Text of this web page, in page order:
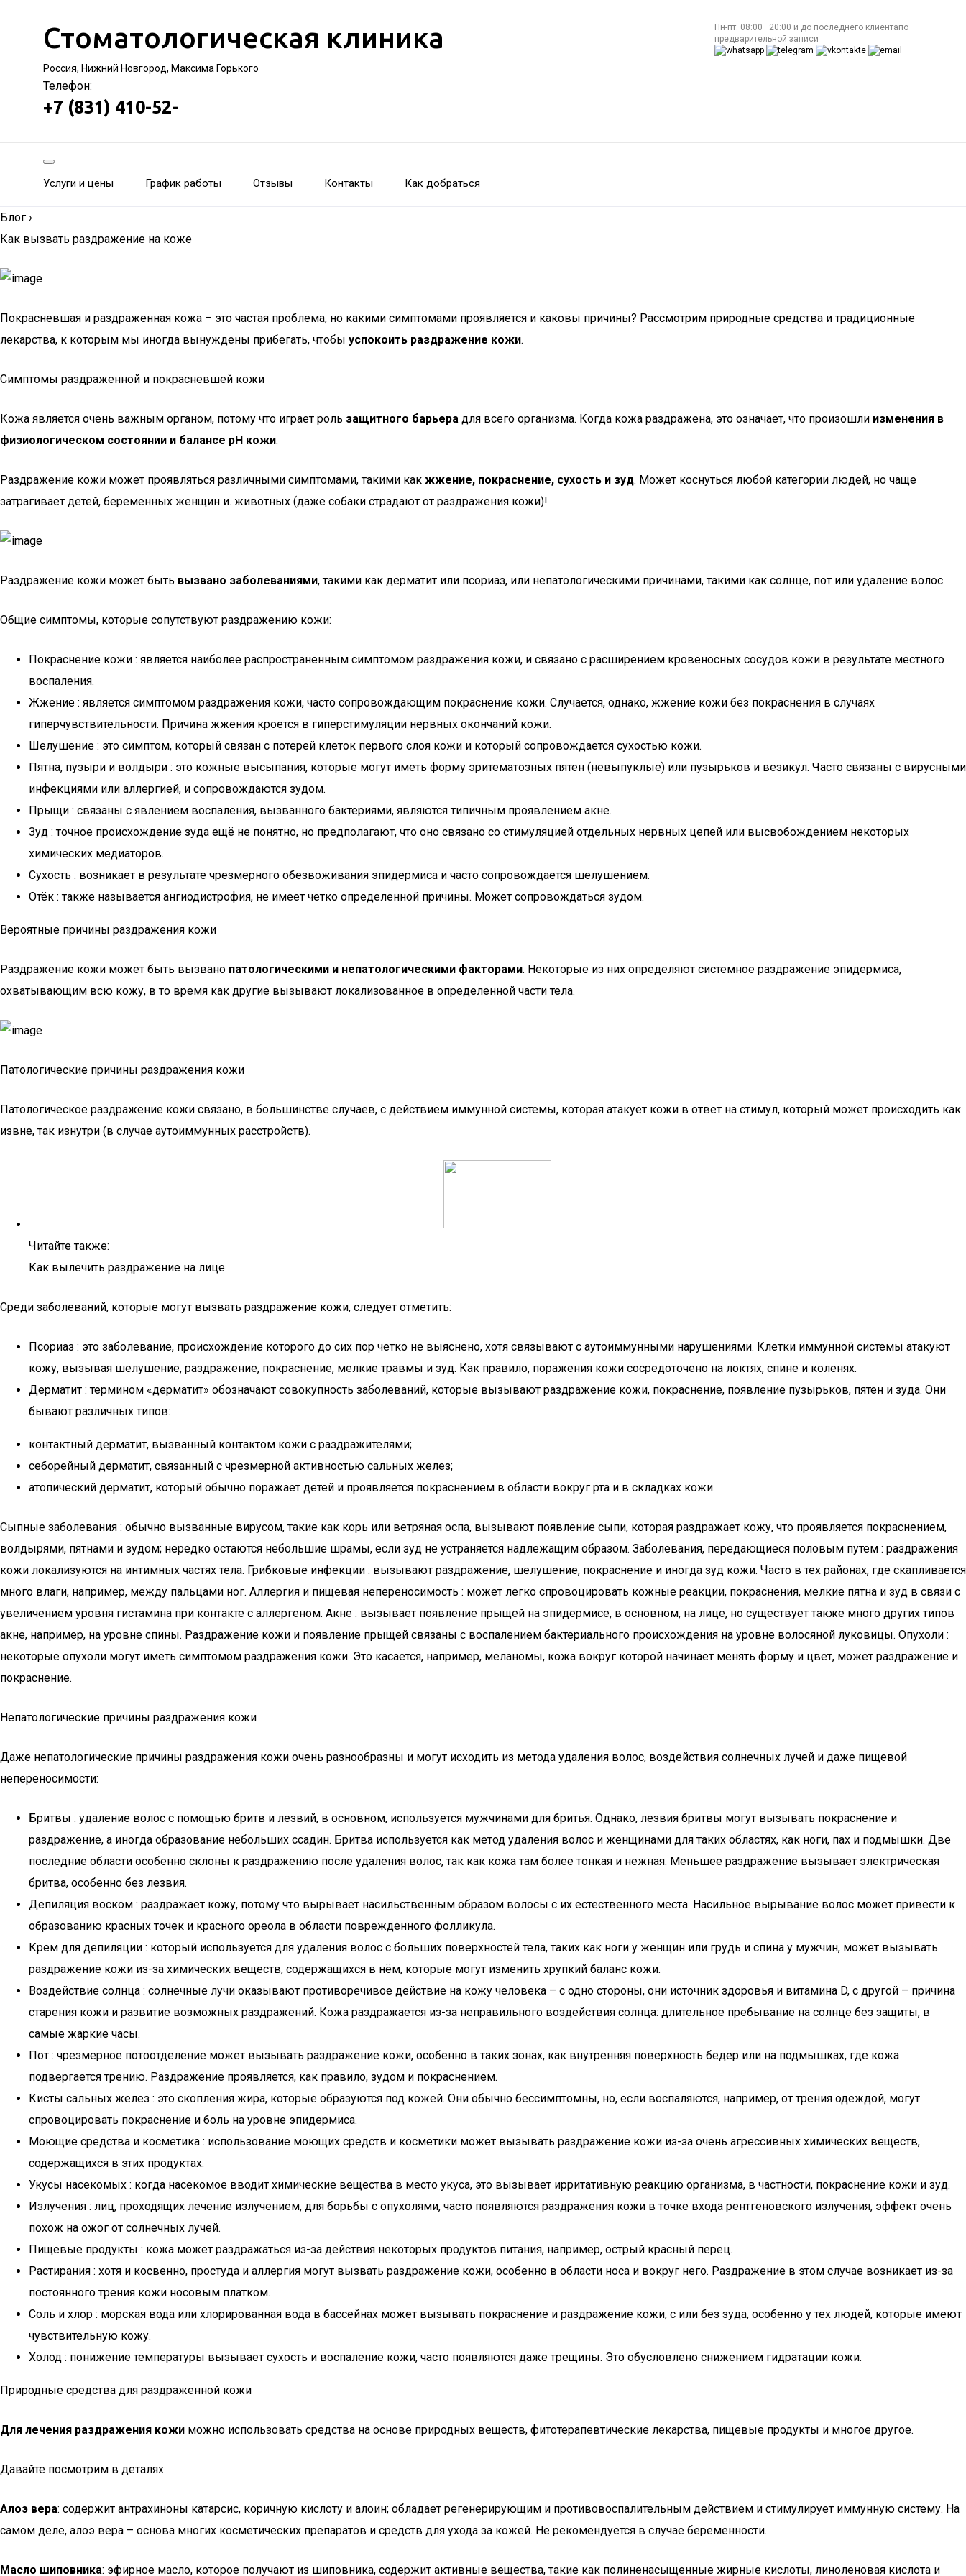
Стоматологическая клиника
Россия, Нижний Новгород, Максима Горького
Телефон:
+7 (831) 410-52-
Пн-пт: 08:00—20:00 и до последнего клиентапо
предварительной записи
Услуги и цены График работы Отзывы Контакты Как добраться
Блог ›
Как вызвать раздражение на коже
Покрасневшая и раздраженная кожа – это частая проблема, но какими симптомами проявляется и каковы причины? Рассмотрим природные средства и традиционные
лекарства, к которым мы иногда вынуждены прибегать, чтобы успокоить раздражение кожи.
Симптомы раздраженной и покрасневшей кожи
Кожа является очень важным органом, потому что играет роль защитного барьера для всего организма. Когда кожа раздражена, это означает, что произошли изменения в
физиологическом состоянии и балансе pH кожи.
Раздражение кожи может проявляться различными симптомами, такими как жжение, покраснение, сухость и зуд. Может коснуться любой категории людей, но чаще
затрагивает детей, беременных женщин и. животных (даже собаки страдают от раздражения кожи)!
Раздражение кожи может быть вызвано заболеваниями, такими как дерматит или псориаз, или непатологическими причинами, такими как солнце, пот или удаление волос.
Общие симптомы, которые сопутствуют раздражению кожи:
Покраснение кожи : является наиболее распространенным симптомом раздражения кожи, и связано с расширением кровеносных сосудов кожи в результате местного
воспаления.
Жжение : является симптомом раздражения кожи, часто сопровождающим покраснение кожи. Случается, однако, жжение кожи без покраснения в случаях
гиперчувствительности. Причина жжения кроется в гиперстимуляции нервных окончаний кожи.
Шелушение : это симптом, который связан с потерей клеток первого слоя кожи и который сопровождается сухостью кожи.
Пятна, пузыри и волдыри : это кожные высыпания, которые могут иметь форму эритематозных пятен (невыпуклые) или пузырьков и везикул. Часто связаны с вирусными
инфекциями или аллергией, и сопровождаются зудом.
Прыщи : связаны с явлением воспаления, вызванного бактериями, являются типичным проявлением акне.
Зуд : точное происхождение зуда ещё не понятно, но предполагают, что оно связано со стимуляцией отдельных нервных цепей или высвобождением некоторых
химических медиаторов.
Сухость : возникает в результате чрезмерного обезвоживания эпидермиса и часто сопровождается шелушением.
Отёк : также называется ангиодистрофия, не имеет четко определенной причины. Может сопровождаться зудом.
Вероятные причины раздражения кожи
Раздражение кожи может быть вызвано патологическими и непатологическими факторами. Некоторые из них определяют системное раздражение эпидермиса,
охватывающим всю кожу, в то время как другие вызывают локализованное в определенной части тела.
Патологические причины раздражения кожи
Патологическое раздражение кожи связано, в большинстве случаев, с действием иммунной системы, которая атакует кожи в ответ на стимул, который может происходить как
извне, так изнутри (в случае аутоиммунных расстройств).
Читайте также:
Как вылечить раздражение на лице
Среди заболеваний, которые могут вызвать раздражение кожи, следует отметить:
Псориаз : это заболевание, происхождение которого до сих пор четко не выяснено, хотя связывают с аутоиммунными нарушениями. Клетки иммунной системы атакуют
кожу, вызывая шелушение, раздражение, покраснение, мелкие травмы и зуд. Как правило, поражения кожи сосредоточено на локтях, спине и коленях.
Дерматит : термином «дерматит» обозначают совокупность заболеваний, которые вызывают раздражение кожи, покраснение, появление пузырьков, пятен и зуда. Они
бывают различных типов:
контактный дерматит, вызванный контактом кожи с раздражителями;
себорейный дерматит, связанный с чрезмерной активностью сальных желез;
атопический дерматит, который обычно поражает детей и проявляется покраснением в области вокруг рта и в складках кожи.
Сыпные заболевания : обычно вызванные вирусом, такие как корь или ветряная оспа, вызывают появление сыпи, которая раздражает кожу, что проявляется покраснением,
волдырями, пятнами и зудом; нередко остаются небольшие шрамы, если зуд не устраняется надлежащим образом. Заболевания, передающиеся половым путем : раздражения
кожи локализуются на интимных частях тела. Грибковые инфекции : вызывают раздражение, шелушение, покраснение и иногда зуд кожи. Часто в тех районах, где скапливается
много влаги, например, между пальцами ног. Аллергия и пищевая непереносимость : может легко спровоцировать кожные реакции, покраснения, мелкие пятна и зуд в связи с
увеличением уровня гистамина при контакте с аллергеном. Акне : вызывает появление прыщей на эпидермисе, в основном, на лице, но существует также много других типов
акне, например, на уровне спины. Раздражение кожи и появление прыщей связаны с воспалением бактериального происхождения на уровне волосяной луковицы. Опухоли :
некоторые опухоли могут иметь симптомом раздражения кожи. Это касается, например, меланомы, кожа вокруг которой начинает менять форму и цвет, может раздражение и
покраснение.
Непатологические причины раздражения кожи
Даже непатологические причины раздражения кожи очень разнообразны и могут исходить из метода удаления волос, воздействия солнечных лучей и даже пищевой
непереносимости:
Бритвы : удаление волос с помощью бритв и лезвий, в основном, используется мужчинами для бритья. Однако, лезвия бритвы могут вызывать покраснение и
раздражение, а иногда образование небольших ссадин. Бритва используется как метод удаления волос и женщинами для таких областях, как ноги, пах и подмышки. Две
последние области особенно склоны к раздражению после удаления волос, так как кожа там более тонкая и нежная. Меньшее раздражение вызывает электрическая
бритва, особенно без лезвия.
Депиляция воском : раздражает кожу, потому что вырывает насильственным образом волосы с их естественного места. Насильное вырывание волос может привести к
образованию красных точек и красного ореола в области поврежденного фолликула.
Крем для депиляции : который используется для удаления волос с больших поверхностей тела, таких как ноги у женщин или грудь и спина у мужчин, может вызывать
раздражение кожи из-за химических веществ, содержащихся в нём, которые могут изменить хрупкий баланс кожи.
Воздействие солнца : солнечные лучи оказывают противоречивое действие на кожу человека – с одно стороны, они источник здоровья и витамина D, с другой – причина
старения кожи и развитие возможных раздражений. Кожа раздражается из-за неправильного воздействия солнца: длительное пребывание на солнце без защиты, в
самые жаркие часы.
Пот : чрезмерное потоотделение может вызывать раздражение кожи, особенно в таких зонах, как внутренняя поверхность бедер или на подмышках, где кожа
подвергается трению. Раздражение проявляется, как правило, зудом и покраснением.
Кисты сальных желез : это скопления жира, которые образуются под кожей. Они обычно бессимптомны, но, если воспаляются, например, от трения одеждой, могут
спровоцировать покраснение и боль на уровне эпидермиса.
Моющие средства и косметика : использование моющих средств и косметики может вызывать раздражение кожи из-за очень агрессивных химических веществ,
содержащихся в этих продуктах.
Укусы насекомых : когда насекомое вводит химические вещества в место укуса, это вызывает ирритативную реакцию организма, в частности, покраснение кожи и зуд.
Излучения : лиц, проходящих лечение излучением, для борьбы с опухолями, часто появляются раздражения кожи в точке входа рентгеновского излучения, эффект очень
похож на ожог от солнечных лучей.
Пищевые продукты : кожа может раздражаться из-за действия некоторых продуктов питания, например, острый красный перец.
Растирания : хотя и косвенно, простуда и аллергия могут вызвать раздражение кожи, особенно в области носа и вокруг него. Раздражение в этом случае возникает из-за
постоянного трения кожи носовым платком.
Соль и хлор : морская вода или хлорированная вода в бассейнах может вызывать покраснение и раздражение кожи, с или без зуда, особенно у тех людей, которые имеют
чувствительную кожу.
Холод : понижение температуры вызывает сухость и воспаление кожи, часто появляются даже трещины. Это обусловлено снижением гидратации кожи.
Природные средства для раздраженной кожи
Для лечения раздражения кожи можно использовать средства на основе природных веществ, фитотерапевтические лекарства, пищевые продукты и многое другое.
Давайте посмотрим в деталях:
Алоэ вера: содержит антрахиноны катарсис, коричную кислоту и алоин; обладает регенерирующим и противовоспалительным действием и стимулирует иммунную систему. На
самом деле, алоэ вера – основа многих косметических препаратов и средств для ухода за кожей. Не рекомендуется в случае беременности.
Масло шиповника: эфирное масло, которое получают из шиповника, содержит активные вещества, такие как полиненасыщенные жирные кислоты, линоленовая кислота и